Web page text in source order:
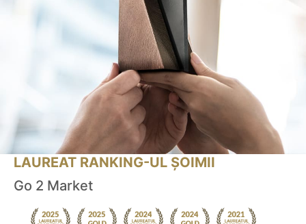
LAUREAT RANKING-UL ȘOIMII
Go 2 Market